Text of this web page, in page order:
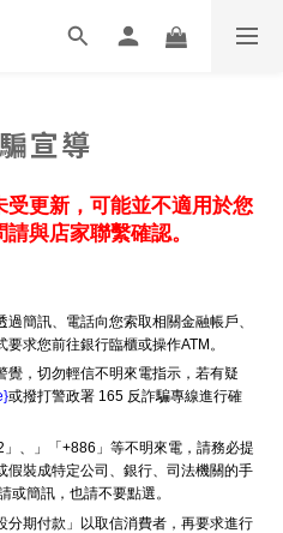
宣導
更新，可能並不適用於您
與店家聯繫確認。
簡訊、電話向您索取相關金融帳戶、
求您前往銀行臨櫃或操作ATM。
，切勿輕信不明來電指示，若有疑
或撥打警政署 165 反詐騙專線進行確
、」「+886」等不明來電，請務必提
假裝成特定公司、銀行、司法機關的手
或簡訊，也請不要點選。
分期付款」以取信消費者，再要求進行